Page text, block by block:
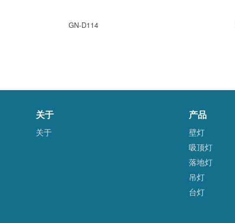
GN-D114
关于
关于
产品
壁灯
吸顶灯
落地灯
吊灯
台灯